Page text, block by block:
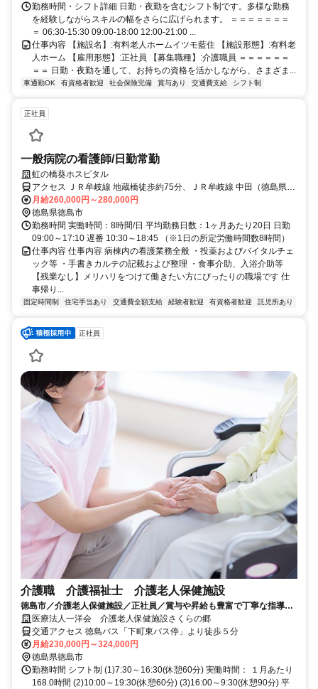
勤務時間・シフト詳細 日勤・夜勤を含むシフト制です。多様な勤務
を経験しながらスキルの幅をさらに広げられます。 ＝＝＝＝＝＝＝
＝ 06:30-15:30 09:00-18:00 12:00-21:00 ...
仕事内容 【施設名】:有料老人ホームイツモ藍住 【施設形態】:有料老
人ホーム 【雇用形態】:正社員 【募集職種】:介護職員 ＝＝＝＝＝＝
＝＝ 日勤・夜勤を通して、お持ちの資格を活かしながら、さまざま...
車通勤OK 有資格者歓迎 社会保険完備 賞与あり 交通費支給 シフト制
正社員
一般病院の看護師/日勤常勤
虹の橋葵ホスピタル
アクセス ＪＲ牟岐線 地蔵橋徒歩約75分、ＪＲ牟岐線 中田（徳島県）
徒歩約83分、ＪＲ牟岐線 南小松島徒歩約90分
月給260,000円～280,000円
徳島県徳島市
勤務時間 実働時間：8時間/日 平均勤務日数：1ヶ月あたり20日 日勤
09:00～17:10 遅番 10:30～18:45 （※1日の所定労働時間数8時間）
仕事内容 仕事内容 病棟内の看護業務全般 ・投薬およびバイタルチェ
ック等 ・手書きカルテの記載および整理 ・食事介助、入浴介助等
【残業なし】メリハリをつけて働きたい方にぴったりの職場です 仕
事帰り...
固定時間制 住宅手当あり 交通費全額支給 経験者歓迎 有資格者歓迎 託児所あり
正社員
介護職 介護福祉士 介護老人保健施設
徳島市／介護老人保健施設／正社員／賞与や昇給も豊富で丁寧な指導あ
り！夜勤手当も高く未経験も応募可能！/6053_280018
医療法人一洋会 介護老人保健施設さくらの郷
交通アクセス 徳島バス「下町東バス停」より徒歩５分
月給230,000円～324,000円
徳島県徳島市
勤務時間 シフト制 (1)7:30～16:30(休憩60分) 実働時間： １月あたり
168.0時間 (2)10:00～19:30(休憩60分) (3)16:00～9:30(休憩90分) 平